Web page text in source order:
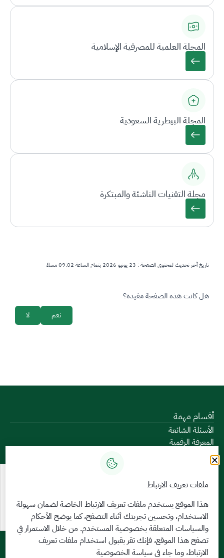
المجلة العلمية للمصرفية الإسلامية
المجلة البيطرية السعودية
مجلة التقنيات الناشئة والمبتكرة
تاريخ آخر تحديث لمحتوى الصفحة : 23 يونيو 2026 بتمام الساعة 09:02 مساءً
survey_v2
هل كانت هذه الصفحة مفيدة؟
لا نعم
أقسام مهمة
الأسئلة الشائعة
المعرفة الرقمية
دليل الخدمات
المشاركة الإلكترونية
البيانات المفتوحة
السياسات واللوائح
تواصل معنا
الخدمات الإلكترونية
بوابة الدخول الموحد
بوابة الزوار
ملفات تعريف الارتباط
هذا الموقع يستخدم ملفات تعريف الارتباط الخاصة لضمان سهولة
الاستخدام، وتحسين تجربتك أثناء التصفح، كما يوضح الأحكام
والسياسات المتعلقةبخصوصية المستخدم. من خلال الاستمرار في
تصفح هذا الموقع، فإنك تقر بقبول استخدام ملفات تعريف
الارتباط، وما جاء في سياسة الخصوصية